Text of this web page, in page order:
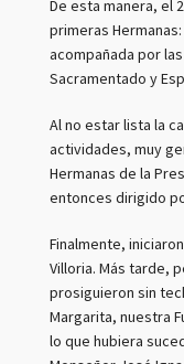
De esta manera, el
primeras
acompañada por
Sacramentado y
Al no estar lista la
actividades, muy
Hermanas de la
entonces dirigido
Finalmente,
Villoria. Más tarde,
prosiguieron sin
Margarita, nuestra
lo que hubiera